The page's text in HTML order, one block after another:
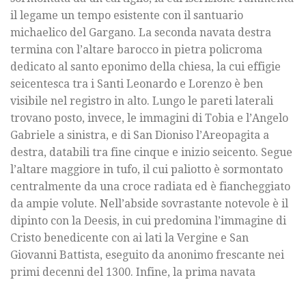
il legame un tempo esistente con il santuario
michaelico del Gargano. La seconda navata destra
termina con l’altare barocco in pietra policroma
dedicato al santo eponimo della chiesa, la cui effigie
seicentesca tra i Santi Leonardo e Lorenzo è ben
visibile nel registro in alto. Lungo le pareti laterali
trovano posto, invece, le immagini di Tobia e l’Angelo
Gabriele a sinistra, e di San Dioniso l’Areopagita a
destra, databili tra fine cinque e inizio seicento. Segue
l’altare maggiore in tufo, il cui paliotto è sormontato
centralmente da una croce radiata ed è fiancheggiato
da ampie volute. Nell’abside sovrastante notevole è il
dipinto con la Deesis, in cui predomina l’immagine di
Cristo benedicente con ai lati la Vergine e San
Giovanni Battista, eseguito da anonimo frescante nei
primi decenni del 1300. Infine, la prima navata